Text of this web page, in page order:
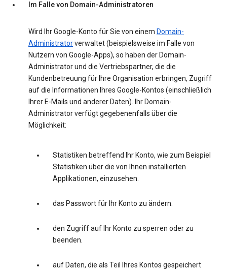
Im Falle von Domain-Administratoren
Wird Ihr Google-Konto für Sie von einem Domain-
Administrator·verwaltet (beispielsweise im Falle von
Nutzern von Google-Apps), so haben der Domain-
Administrator und die Vertriebspartner, die die
Kundenbetreuung für Ihre Organisation erbringen, Zugriff
auf die Informationen Ihres Google-Kontos (einschließlich
Ihrer E-Mails und anderer Daten). Ihr Domain-
Administrator verfügt gegebenenfalls über die
Möglichkeit:
Statistiken betreffend Ihr Konto, wie zum Beispiel
Statistiken über die von Ihnen installierten
Applikationen, einzusehen.
das Passwort für Ihr Konto zu ändern.
den Zugriff auf Ihr Konto zu sperren oder zu
beenden.
auf Daten, die als Teil Ihres Kontos gespeichert